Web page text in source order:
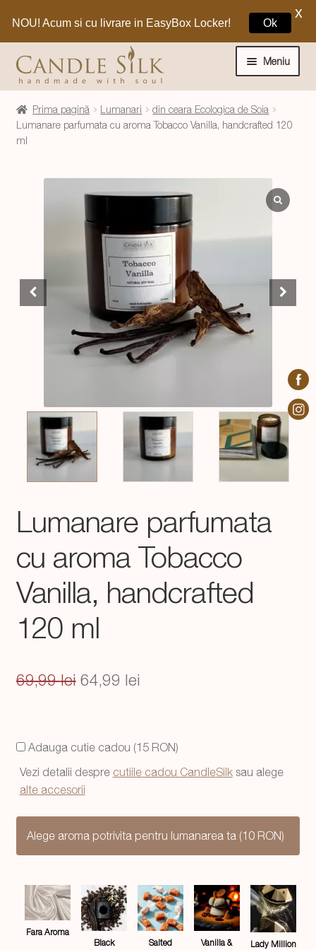
la
navigare
la
conținut
Meniu
Home
Craciun 🎁
meniul
copil
Despre CandleSilk
Prima pagină Lumanari
din ceara Ecologica de Soia
Lumanare parfumata cu aroma Tobacco Vanilla, handcrafted 120
ml
Lumanare parfumata
cu aroma Tobacco
Vanilla, handcrafted
120 ml
69,99lei Prețul
fost:
69,99 lei.
64,99 lei
64,99 lei.
Adauga cutie cadou (15 RON)
Vezi detalii despre cutiile cadou CandleSilksau alege
alte accesorii
Alege aroma potrivita pentru lumanarea ta (10 RON)
Fara Aroma
Black
Salted
Vanilla &
Lady Million
NOU! Acum si cu livrare in EasyBox Locker! Ok
X